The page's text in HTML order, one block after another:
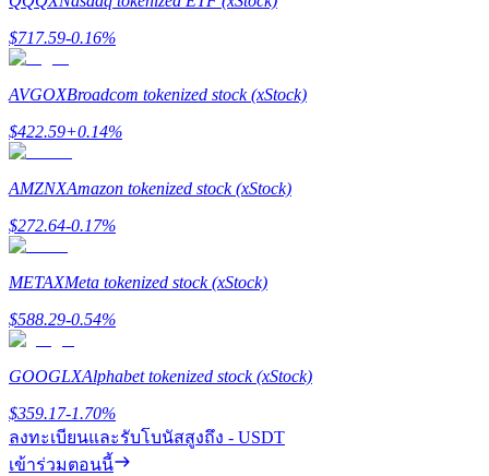
Precious Metals Trading Carnival
Trade Gold & Silver · 33,333 USDT Bonus
USDT New User Exclusive 10% APR
$717.59-0.16%
AVGOXBroadcom tokenized stock (xStock)
$422.59+0.14%
AMZNXAmazon tokenized stock (xStock)
$272.64-0.17%
METAXMeta tokenized stock (xStock)
$588.29-0.54%
GOOGLXAlphabet tokenized stock (xStock)
$359.17-1.70%
ลงทะเบียนและรับโบนัสสูงถึง - USDT
เข้าร่วมตอนนี้